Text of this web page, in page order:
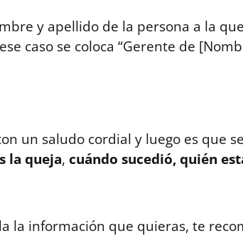
y apellido de la persona a la
caso se coloca “Gerente de
un saludo cordial y luego es que
la queja, cuándo sucedió, quién
la información que quieras, te